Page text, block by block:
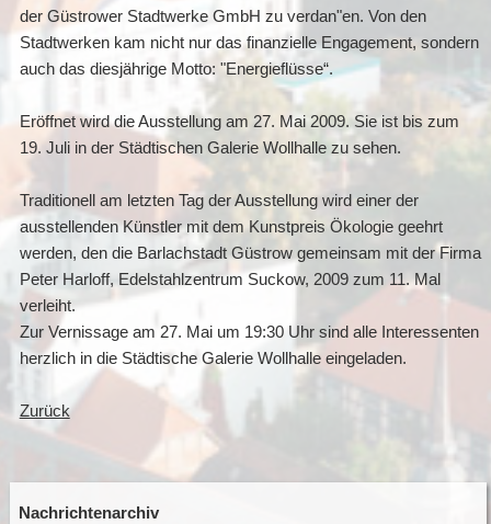
der Güstrower Stadtwerke GmbH zu verdan"en. Von den
Stadtwerken kam nicht nur das finanzielle Engagement, sondern
auch das diesjährige Motto: "Energieflüsse“.
Eröffnet wird die Ausstellung am 27. Mai 2009. Sie ist bis zum
19. Juli in der Städtischen Galerie Wollhalle zu sehen.
Traditionell am letzten Tag der Ausstellung wird einer der
ausstellenden Künstler mit dem Kunstpreis Ökologie geehrt
werden, den die Barlachstadt Güstrow gemeinsam mit der Firma
Peter Harloff, Edelstahlzentrum Suckow, 2009 zum 11. Mal
verleiht.
Zur Vernissage am 27. Mai um 19:30 Uhr sind alle Interessenten
herzlich in die Städtische Galerie Wollhalle eingeladen.
Zurück
Nachrichtenarchiv